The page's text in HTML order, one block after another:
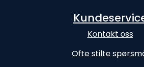
Kontakt oss
Ofte stilte